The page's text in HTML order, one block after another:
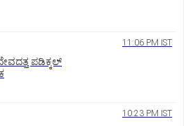
11:06 PM IST
ಪಡಿಕ್ಕಲ್‌
10:23 PM IST